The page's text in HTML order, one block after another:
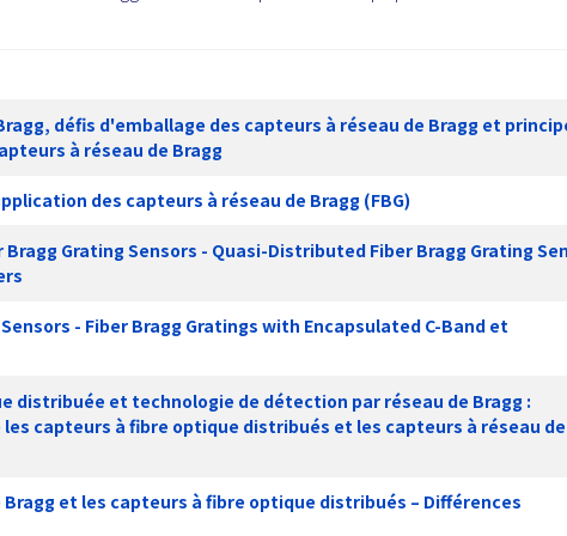
défis d'emballage des capteurs à réseau de Bragg et
à réseau de Bragg
des capteurs à réseau de Bragg (FBG)
Grating Sensors - Quasi-Distributed Fiber Bragg Grating
- Fiber Bragg Gratings with Encapsulated C-Band et
distribuée et technologie de détection par réseau de Bragg :
capteurs à fibre optique distribués et les capteurs à réseau de
et les capteurs à fibre optique distribués – Différences